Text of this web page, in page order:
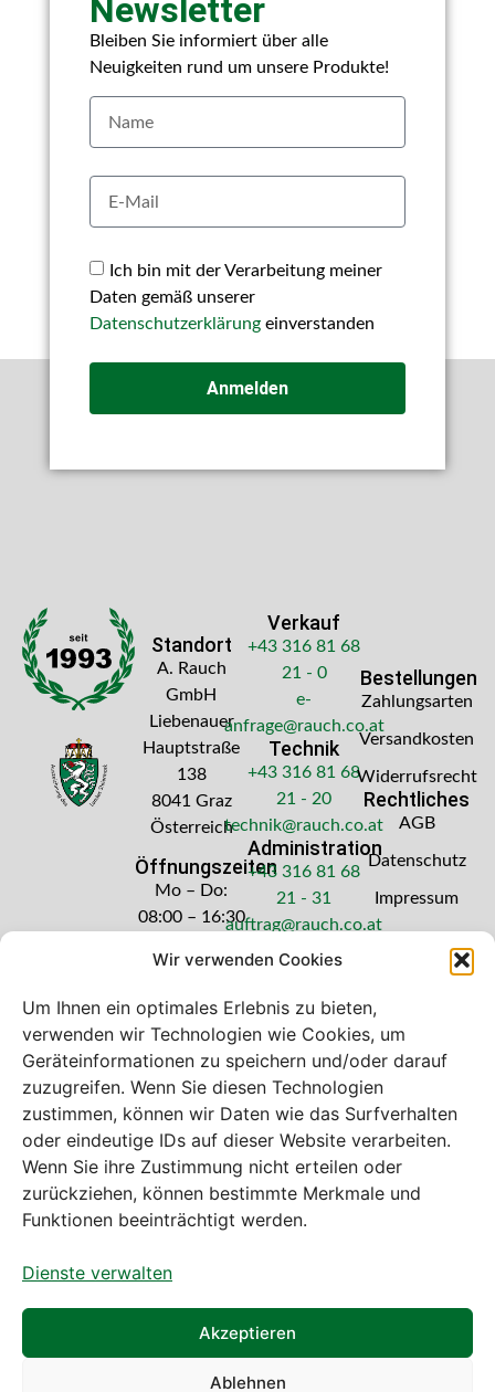
Wir verwenden Cookies
Um Ihnen ein optimales Erlebnis zu bieten,
verwenden wir Technologien wie Cookies, um
Geräteinformationen zu speichern und/oder darauf
zuzugreifen. Wenn Sie diesen Technologien
zustimmen, können wir Daten wie das Surfverhalten
oder eindeutige IDs auf dieser Website verarbeiten.
Wenn Sie ihre Zustimmung nicht erteilen oder
zurückziehen, können bestimmte Merkmale und
Funktionen beeinträchtigt werden.
Dienste verwalten
Akzeptieren
Ablehnen
Newsletter
Bleiben Sie informiert über alle
Neuigkeiten rund um unsere Produkte!
Ich bin mit der Verarbeitung meiner
Daten gemäß unserer
Datenschutzerklärungeinverstanden
Anmelden
Standort
A. Rauch
GmbH
Liebenauer
Hauptstraße
138
8041 Graz
Österreich
Öffnungszeiten
Mo – Do:
08:00 – 16:30
Freitag: 08:00
Verkauf
+43 316 81 68
21 - 0
e-
anfrage@rauch.co.at
Technik
+43 316 81 68
21 - 20
technik@rauch.co.at
Administration
+43 316 81 68
21 - 31
auftrag@rauch.co.at
Bestellungen
Zahlungsarten
Versandkosten
Widerrufsrecht
Rechtliches
AGB
Datenschutz
Impressum
Bei diesem Webshop handelt es sich um
einen B2B-Webshop
A. Rauch GmbH – Ihr Experte aus Österreich für Waagen,
Eich- & Kalibrierservice, Sprühnebel-Zerstäubungstechnik
und Lebensmittelmaschinen.
Sämtliche Angebote der A. Rauch GmbH richten sich
gewerbliche Kunden, Institutionen, Kommunen usw. aus
Österreich, Deutschland und der Schweiz (weitere Länder
auf Anfrage).